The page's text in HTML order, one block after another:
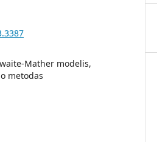
Mather modelis,
metodas